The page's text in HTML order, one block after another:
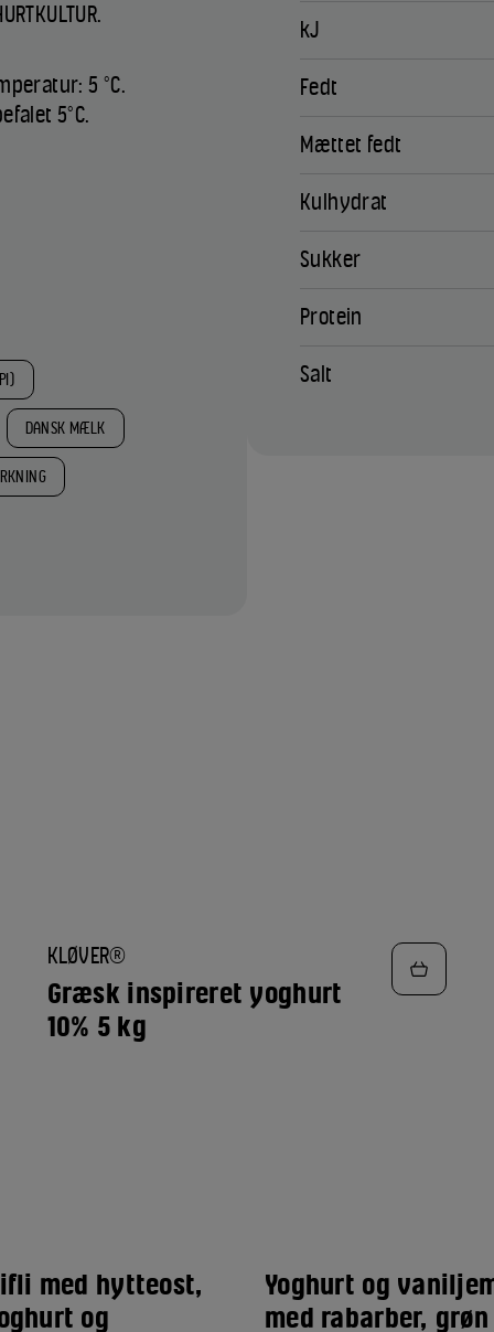
5 °C.
5°C.
DANSK MÆLK
kJ
Fedt
Mættet fedt
Kulhydrat
Sukker
Protein
Salt
TILFØJ
TIL
FAVORITTER
KLØVER®
Græsk inspireret yoghurt
10% 5 kg
med hytteost,
og
Yoghurt og
med rabarber, grøn